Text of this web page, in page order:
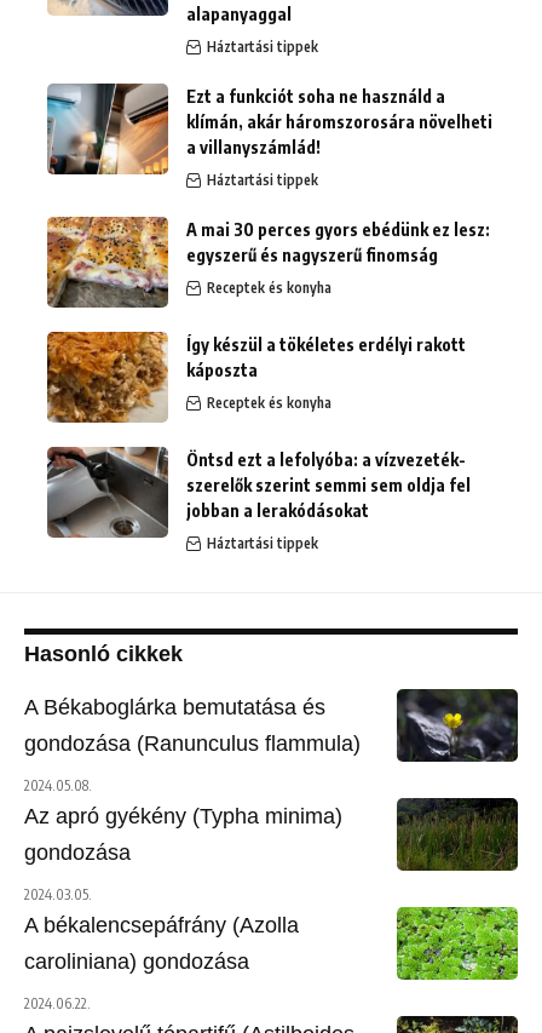
alapanyaggal
Háztartási tippek
Ezt a funkciót soha ne használd a
klímán, akár háromszorosára növelheti
a villanyszámlád!
Háztartási tippek
A mai 30 perces gyors ebédünk ez lesz:
egyszerű és nagyszerű finomság
Receptek és konyha
Így készül a tökéletes erdélyi rakott
káposzta
Receptek és konyha
Öntsd ezt a lefolyóba: a vízvezeték-
szerelők szerint semmi sem oldja fel
jobban a lerakódásokat
Háztartási tippek
Hasonló cikkek
A Békaboglárka bemutatása és
gondozása (Ranunculus flammula)
2024.05.08.
Az apró gyékény (Typha minima)
gondozása
2024.03.05.
A békalencsepáfrány (Azolla
caroliniana) gondozása
2024.06.22.